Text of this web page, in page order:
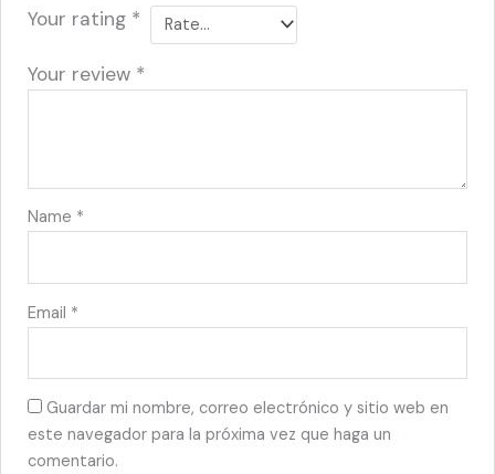
Your rating *
Your review *
Name *
Email *
Guardar mi nombre, correo electrónico y sitio web en
este navegador para la próxima vez que haga un
comentario.